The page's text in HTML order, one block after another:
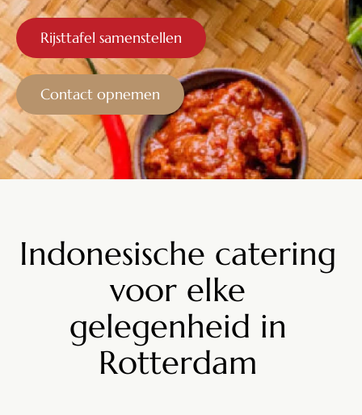
Rijsttafel samenstellen
Contact opnemen
Indonesische catering
voor elke
gelegenheid in
Rotterdam